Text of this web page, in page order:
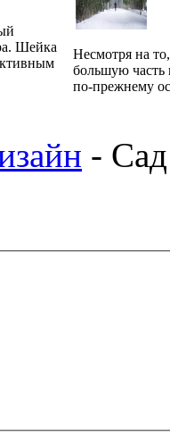
Шейка
Несмотря на
большую часть
по-прежнему
-